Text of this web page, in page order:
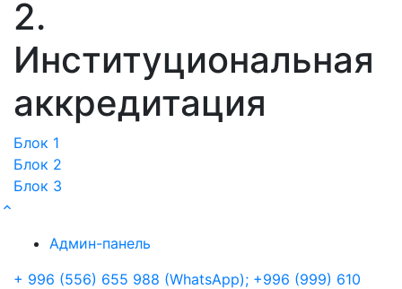
2.
Институциональная
аккредитация
Блок 1
Блок 2
Блок 3
Админ-панель
+ 996 (556) 655 988 (WhatsApp); +996 (999) 610